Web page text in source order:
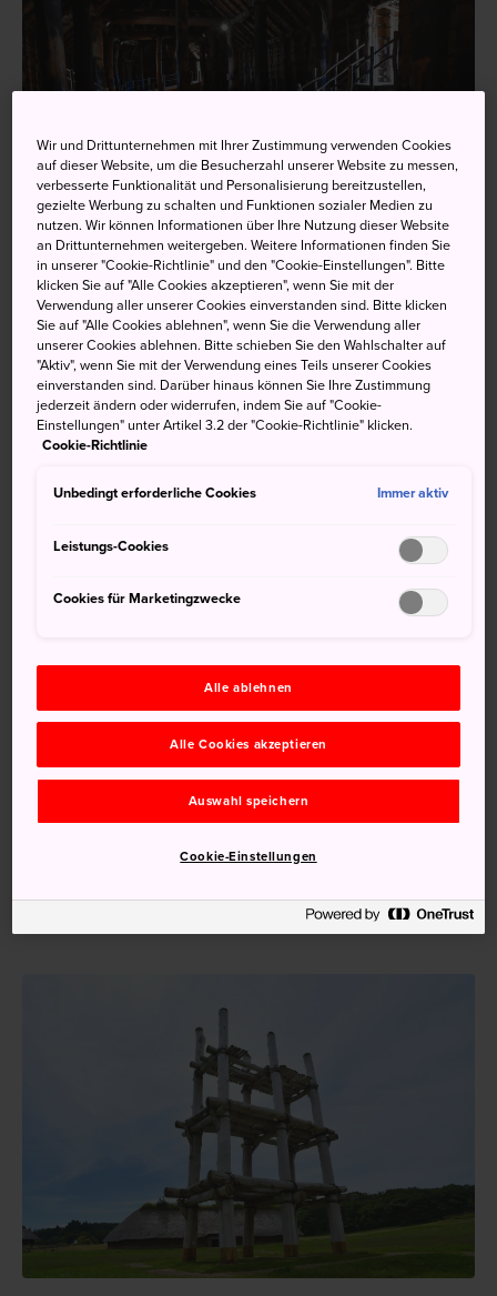
Im Juli 2021 wurden die
prähistorischen Jomon-Stätten in
Nordjapan in die Liste des
Weltkulturerbes aufgenommen.
An den 17 archäologischen Jomon-Stätten, die auf ein
man eine Vielzahl von Siedlungen, Friedhöfen sowie
Empfohlene archäologische
Insgesamt gibt es 17 ausgegrabene Stätten: sechs in
Hokkaido, acht in Aomori, eine in Iwate und zwei in Akita.
Wenn Sie sich für die Siedlungsstätten interessieren,
sollten Sie die [Sannai Maruyama Stätte]
besuchen. An dieser ausgedehnten Jomon-Stätte sind die
angelegte Siedlung befindet sich in der Ofuna-Stätte in
Hokkaido, wo Grubenhäuser, Vorratsgruben, Gräber und
Wir und Drittunternehmen mit Ihrer Zustimmung verwenden Cookies
auf dieser Website, um die Besucherzahl unserer Website zu messen,
verbesserte Funktionalität und Personalisierung bereitzustellen,
gezielte Werbung zu schalten und Funktionen sozialer Medien zu
nutzen. Wir können Informationen über Ihre Nutzung dieser Website
an Drittunternehmen weitergeben. Weitere Informationen finden Sie
in unserer "Cookie-Richtlinie" und den "Cookie-Einstellungen". Bitte
klicken Sie auf "Alle Cookies akzeptieren", wenn Sie mit der
Verwendung aller unserer Cookies einverstanden sind. Bitte klicken
Sie auf "Alle Cookies ablehnen", wenn Sie die Verwendung aller
unserer Cookies ablehnen. Bitte schieben Sie den Wahlschalter auf
"Aktiv", wenn Sie mit der Verwendung eines Teils unserer Cookies
einverstanden sind. Darüber hinaus können Sie Ihre Zustimmung
jederzeit ändern oder widerrufen, indem Sie auf "Cookie-
Einstellungen" unter Artikel 3.2 der "Cookie-Richtlinie" klicken.
Cookie-Richtlinie
Unbedingt erforderliche Cookies Immer aktiv
Leistungs-Cookies
Cookies für Marketingzwecke
Alle ablehnen
Alle Cookies akzeptieren
Auswahl speichern
Cookie-Einstellungen